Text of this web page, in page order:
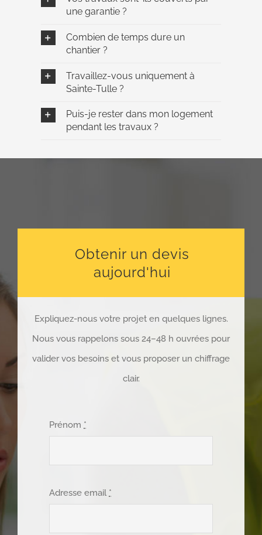
une garantie ?
Combien de temps dure un
chantier ?
Travaillez-vous uniquement à
Sainte-Tulle ?
Puis-je rester dans mon logement
pendant les travaux ?
Obtenir un devis
aujourd'hui
Expliquez-nous votre projet en quelques lignes.
Nous vous rappelons sous 24–48 h ouvrées pour
valider vos besoins et vous proposer un chiffrage
clair.
Prénom *
Adresse email *